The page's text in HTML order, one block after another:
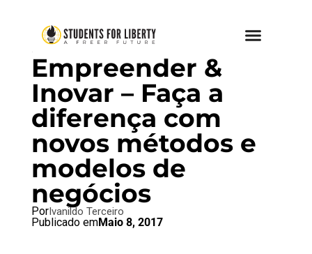
BRAZIL BLOG SFL BLOG
Empreender &
Inovar – Faça a
diferença com
novos métodos e
modelos de
negócios
PorIvanildo Terceiro
Publicado emMaio 8, 2017